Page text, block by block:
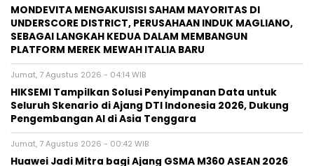
MONDEVITA MENGAKUISISI SAHAM MAYORITAS DI
UNDERSCORE DISTRICT, PERUSAHAAN INDUK MAGLIANO,
SEBAGAI LANGKAH KEDUA DALAM MEMBANGUN
PLATFORM MEREK MEWAH ITALIA BARU
Jumat, 7 Agustus 2026 - 04:14 WIB
HIKSEMI Tampilkan Solusi Penyimpanan Data untuk
Seluruh Skenario di Ajang DTI Indonesia 2026, Dukung
Pengembangan AI di Asia Tenggara
Jumat, 7 Agustus 2026 - 00:42 WIB
Huawei Jadi Mitra bagi Ajang GSMA M360 ASEAN 2026